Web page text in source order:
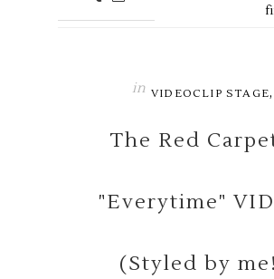
in VIDEOCLIP STAGE,
The Red
"Everytime"
(Styled by